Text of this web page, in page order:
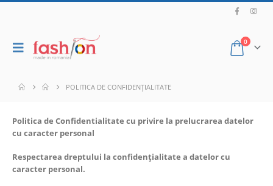
0
POLITICA DE CONFIDENȚIALITATE
Politica de Confidentialitate cu privire la prelucrarea datelor
cu caracter personal
Respectarea dreptului la confidențialitate a datelor cu
caracter personal.